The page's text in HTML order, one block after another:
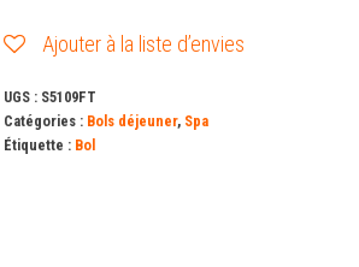
Ajouter à la liste d’envies
UGS : S5109FT
Catégories : Bols déjeuner, Spa
Étiquette : Bol